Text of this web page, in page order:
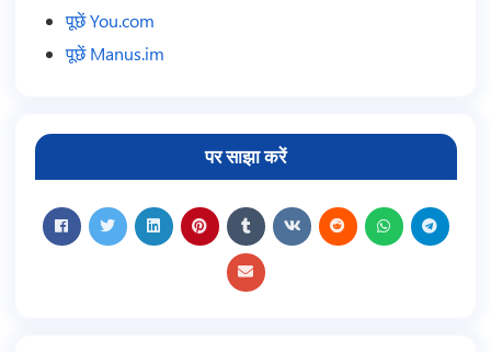
पूछें You.com
पूछें Manus.im
पर साझा करें